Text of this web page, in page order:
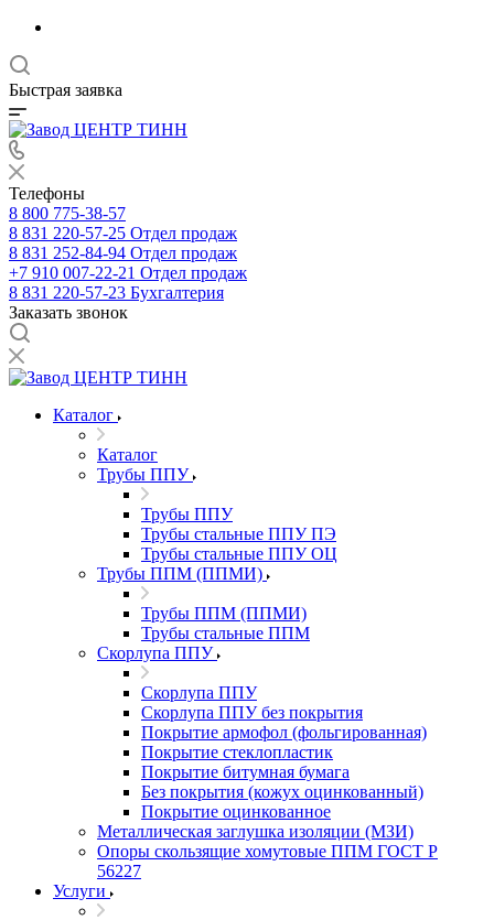
Быстрая заявка
Телефоны
8 800 775-38-57
8 831 220-57-25 Отдел продаж
8 831 252-84-94 Отдел продаж
+7 910 007-22-21 Отдел продаж
8 831 220-57-23 Бухгалтерия
Заказать звонок
Каталог
Каталог
Трубы ППУ
Трубы ППУ
Трубы стальные ППУ ПЭ
Трубы стальные ППУ ОЦ
Трубы ППМ (ППМИ)
Трубы ППМ (ППМИ)
Трубы стальные ППМ
Скорлупа ППУ
Скорлупа ППУ
Скорлупа ППУ без покрытия
Покрытие армофол (фольгированная)
Покрытие стеклопластик
Покрытие битумная бумага
Без покрытия (кожух оцинкованный)
Покрытие оцинкованное
Металлическая заглушка изоляции (МЗИ)
Опоры скользящие хомутовые ППМ ГОСТ Р
56227
Услуги